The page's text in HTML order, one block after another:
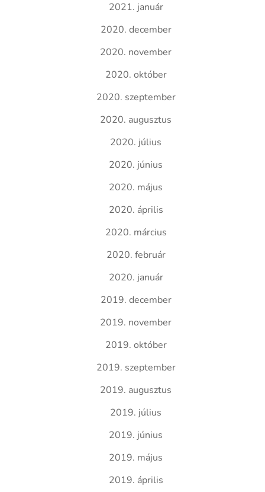
2021. január
2020. december
2020. november
2020. október
2020. szeptember
2020. augusztus
2020. július
2020. június
2020. május
2020. április
2020. március
2020. február
2020. január
2019. december
2019. november
2019. október
2019. szeptember
2019. augusztus
2019. július
2019. június
2019. május
2019. április